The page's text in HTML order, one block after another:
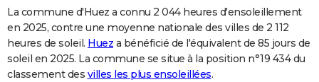
La commune d'Huez a connu 2 044 heures d'ensoleillement
en 2025, contre une moyenne nationale des villes de 2 112
heures de soleil. Huez a bénéficié de l'équivalent de 85 jours de
soleil en 2025. La commune se situe à la position n°19 434 du
classement des villes les plus ensoleillées.